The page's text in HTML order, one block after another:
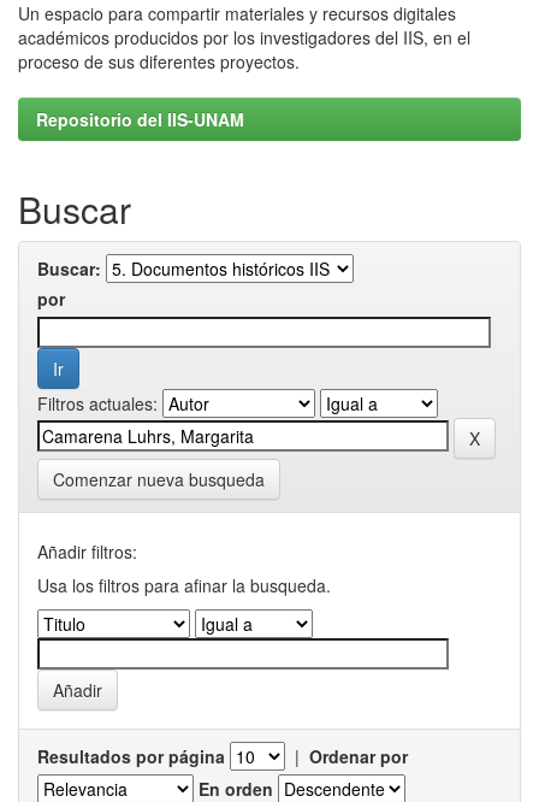
Un espacio para compartir materiales y recursos digitales
académicos producidos por los investigadores del IIS, en el
proceso de sus diferentes proyectos.
Repositorio del IIS-UNAM
Buscar
Buscar:
por
Filtros actuales:
Comenzar nueva busqueda
Añadir filtros:
Usa los filtros para afinar la busqueda.
Resultados por página | Ordenar por
En orden